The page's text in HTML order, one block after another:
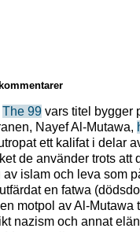
kommentarer
The 99 vars titel bygger
Nayef Al-Mutawa,
ett kalifat i delar
de använder trots att
islam och leva som
en fatwa
motpol av Al-Mutawa
nazism och annat